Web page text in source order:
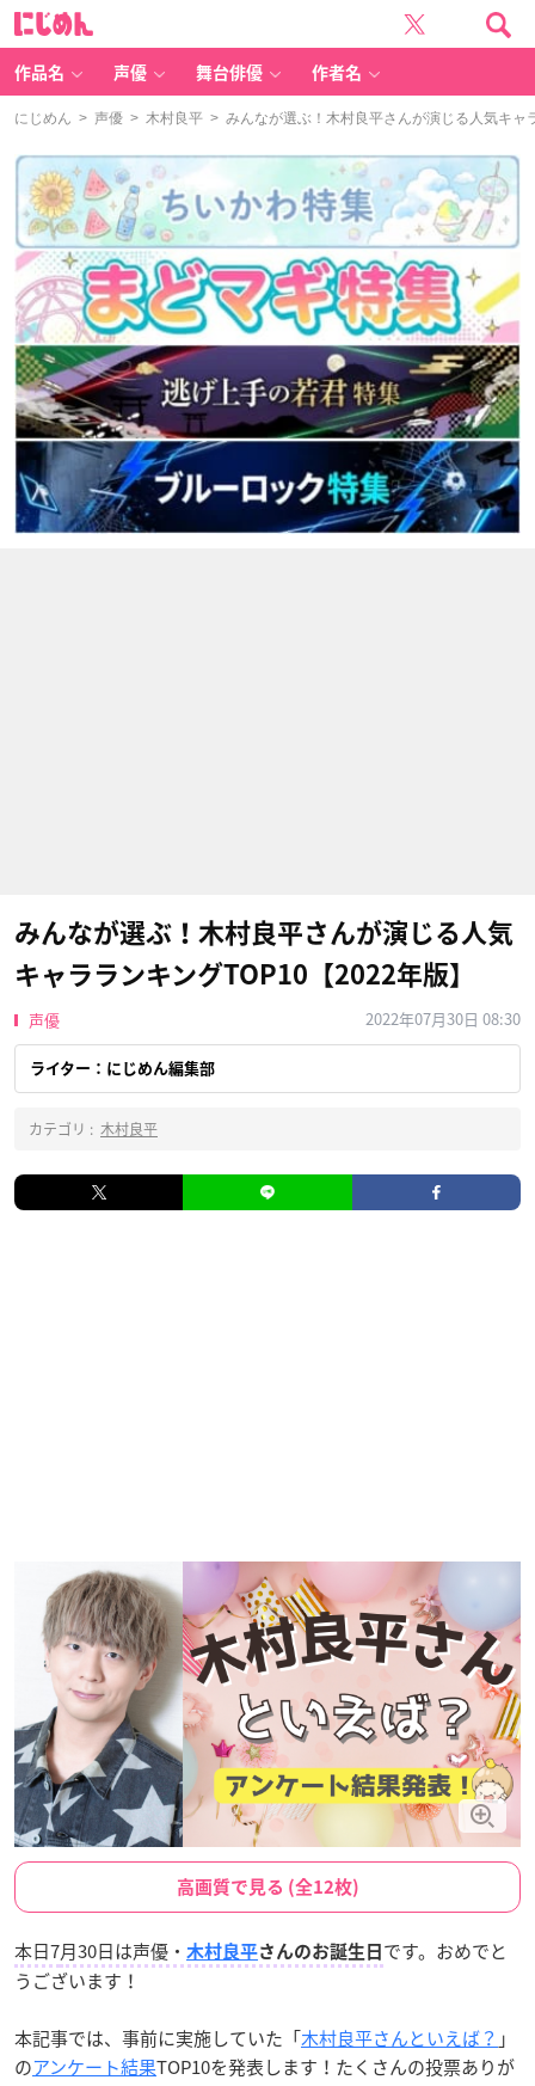
作品名 声優 舞台俳優 作者名
にじめん > 声優 > 木村良平 > みんなが選ぶ！木村良平さんが演じる人気キャ
みんなが選ぶ！木村良平さんが演じる人気
キャラランキングTOP10【2022年版】
声優 2022年07月30日 08:30
ライター：にじめん編集部
カテゴリ : 木村良平
高画質で見る (全12枚)
本日7月30日は声優・ 木村良平さんのお誕生日 です。おめでと
うございます！
本記事では、事前に実施していた「木村良平さんといえば？ 」
のアンケート結果TOP10を発表します！たくさんの投票ありが